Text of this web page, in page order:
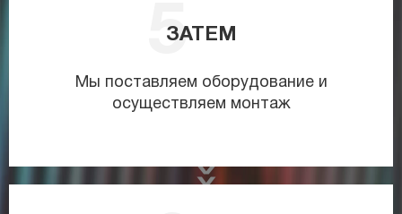
ЗАТЕМ
Мы поставляем оборудование и
осуществляем монтаж